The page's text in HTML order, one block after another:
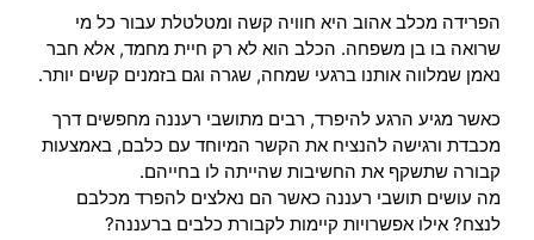
הפרידה מכלב אהוב היא חוויה קשה ומטלטלת עבור כל מי
שרואה בו בן משפחה. הכלב הוא לא רק חיית מחמד, אלא חבר
נאמן שמלווה אותנו ברגעי שמחה, שגרה וגם בזמנים קשים יותר.
כאשר מגיע הרגע להיפרד, רבים מתושבי רעננה מחפשים דרך
מכבדת ורגישה להנציח את הקשר המיוחד עם כלבם, באמצעות
קבורה שתשקף את החשיבות שהייתה לו בחייהם.
מה עושים תושבי רעננה כאשר הם נאלצים להפרד מכלבם
לנצח? אילו אפשרויות קיימות לקבורת כלבים ברעננה?